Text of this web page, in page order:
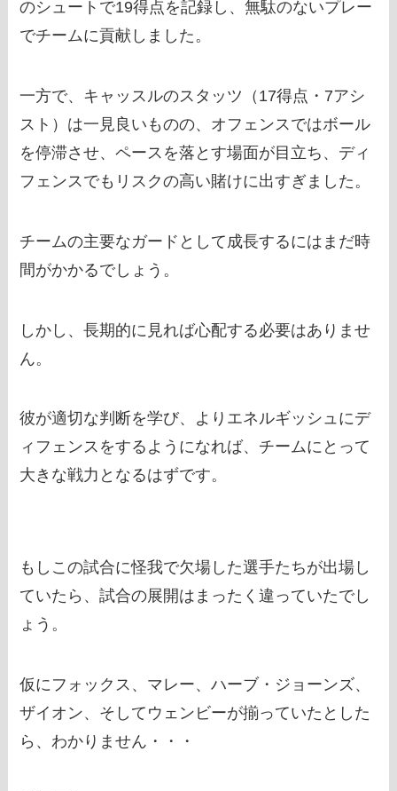
のシュートで19得点を記録し、無駄のないプレー
でチームに貢献しました。
一方で、キャッスルのスタッツ（17得点・7アシ
スト）は一見良いものの、オフェンスではボール
を停滞させ、ペースを落とす場面が目立ち、ディ
フェンスでもリスクの高い賭けに出すぎました。
チームの主要なガードとして成長するにはまだ時
間がかかるでしょう。
しかし、長期的に見れば心配する必要はありませ
ん。
彼が適切な判断を学び、よりエネルギッシュにデ
ィフェンスをするようになれば、チームにとって
大きな戦力となるはずです。
もしこの試合に怪我で欠場した選手たちが出場し
ていたら、試合の展開はまったく違っていたでし
ょう。
仮にフォックス、マレー、ハーブ・ジョーンズ、
ザイオン、そしてウェンビーが揃っていたとした
ら、わかりません・・・